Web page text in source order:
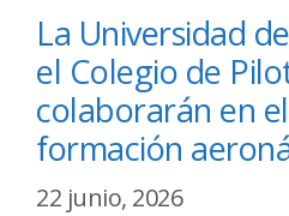
La Universidad
el Colegio de
colaborarán en
formación
22 junio, 2026